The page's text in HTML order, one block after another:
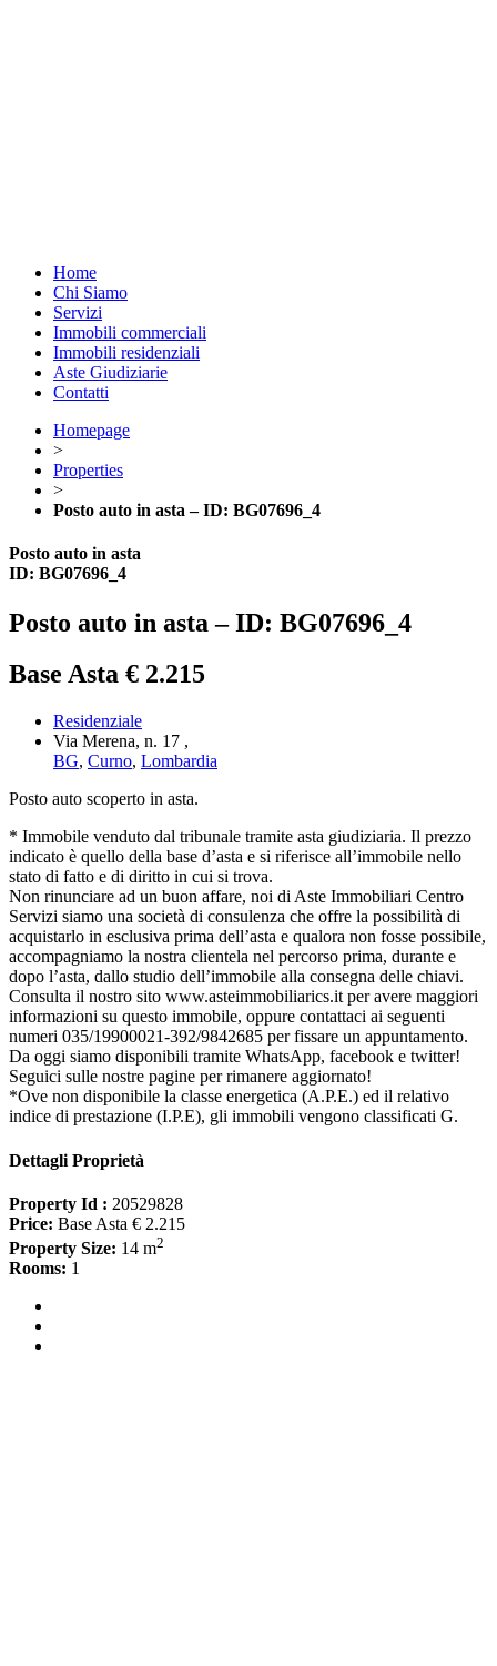
Home
Chi Siamo
Servizi
Immobili commerciali
Immobili residenziali
Aste Giudiziarie
Contatti
Homepage
>
Properties
>
Posto auto in asta – ID: BG07696_4
Posto auto in asta
ID: BG07696_4
Posto auto in asta – ID: BG07696_4
Base Asta € 2.215
Residenziale
Via Merena, n. 17 ,
BG, Curno, Lombardia
Posto auto scoperto in asta.
* Immobile venduto dal tribunale tramite asta giudiziaria. Il prezzo
indicato è quello della base d’asta e si riferisce all’immobile nello
stato di fatto e di diritto in cui si trova.
Non rinunciare ad un buon affare, noi di Aste Immobiliari Centro
Servizi siamo una società di consulenza che offre la possibilità di
acquistarlo in esclusiva prima dell’asta e qualora non fosse possibile,
accompagniamo la nostra clientela nel percorso prima, durante e
dopo l’asta, dallo studio dell’immobile alla consegna delle chiavi.
Consulta il nostro sito www.asteimmobiliarics.it per avere maggiori
informazioni su questo immobile, oppure contattaci ai seguenti
numeri 035/19900021-392/9842685 per fissare un appuntamento.
Da oggi siamo disponibili tramite WhatsApp, facebook e twitter!
Seguici sulle nostre pagine per rimanere aggiornato!
*Ove non disponibile la classe energetica (A.P.E.) ed il relativo
indice di prestazione (I.P.E), gli immobili vengono classificati G.
Dettagli Proprietà
Property Id : 20529828
Price: Base Asta € 2.215
Property Size: 14 m2
Rooms: 1